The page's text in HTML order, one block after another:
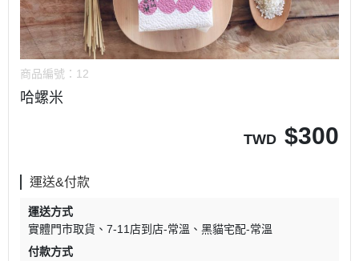
商品編號： 12
哈螺米
TWD $300
運送&付款
運送方式
實體門市取貨
7-11店到店-常溫
黑貓宅配-常溫
付款方式